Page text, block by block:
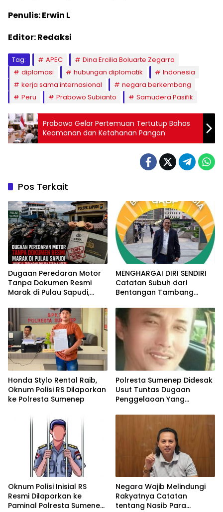
Penulis: Erwin L
Editor: Redaksi
Tag: APEC
Dina Ercilia Boluarte Zegarra
diplomasi
hubungan diplomatik
Indonesia
kerja sama internasional
negara berkembang
Peru
Prabowo Subianto Samudera Pasifik
Prabowo Gelar Pertemuan Tertutup Bahas
Keamanan dan Ketahanan Pangan
Pos Terkait
Dugaan Peredaran Motor
Tanpa Dokumen Resmi
Marak di Pulau Sapudi,
MENGHARGAI DIRI SENDIRI
Catatan Subuh dari
Bentangan Tambang
Honda Stylo Rental Raib,
Oknum Polisi RS Dilaporkan
ke Polresta Sumenep
Polresta Sumenep Didesak
Usut Tuntas Dugaan
Penggelaoan Yang
Inisial RS
Oknum Polisi Inisial RS
Resmi Dilaporkan ke
Paminal Polresta Sumenep
Negara Wajib Melindungi
Rakyatnya Catatan
tentang Nasib Para